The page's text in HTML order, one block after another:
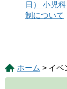
日） 小児
制について
ホーム > イベ